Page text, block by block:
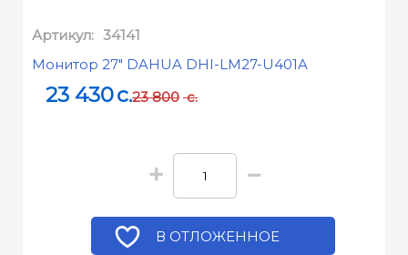
Артикул: 34141
Монитор 27" DAHUA DHI-LM27-U401A
23 430c.23 800 c.
+ −
В ОТЛОЖЕННОЕ